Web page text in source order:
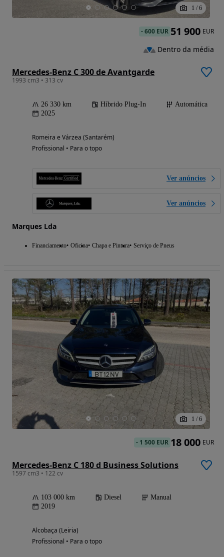
1 / 6
Mercedes-Benz C 300 de Avantgarde
1993 cm3 • 313 cv
26 330 km Híbrido Plug-In
Automática
2025
Romeira e Várzea (Santarém)
Profissional • Para o topo
Ver anúncios
Ver anúncios
Marques Lda
Financiamento Oficina Chapa e Pintura Serviço de Pneus
-600 EUR 51 900 EUR
Dentro da média
1 / 6
Mercedes-Benz C 180 d Business Solutions
1597 cm3 • 122 cv
103 000 km Diesel
Manual
2019
Alcobaça (Leiria)
Profissional • Para o topo
- 1 500 EUR 18 000 EUR